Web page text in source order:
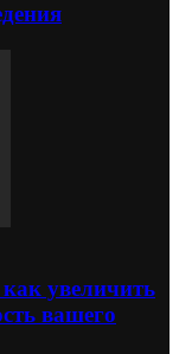
увеличить
вашего